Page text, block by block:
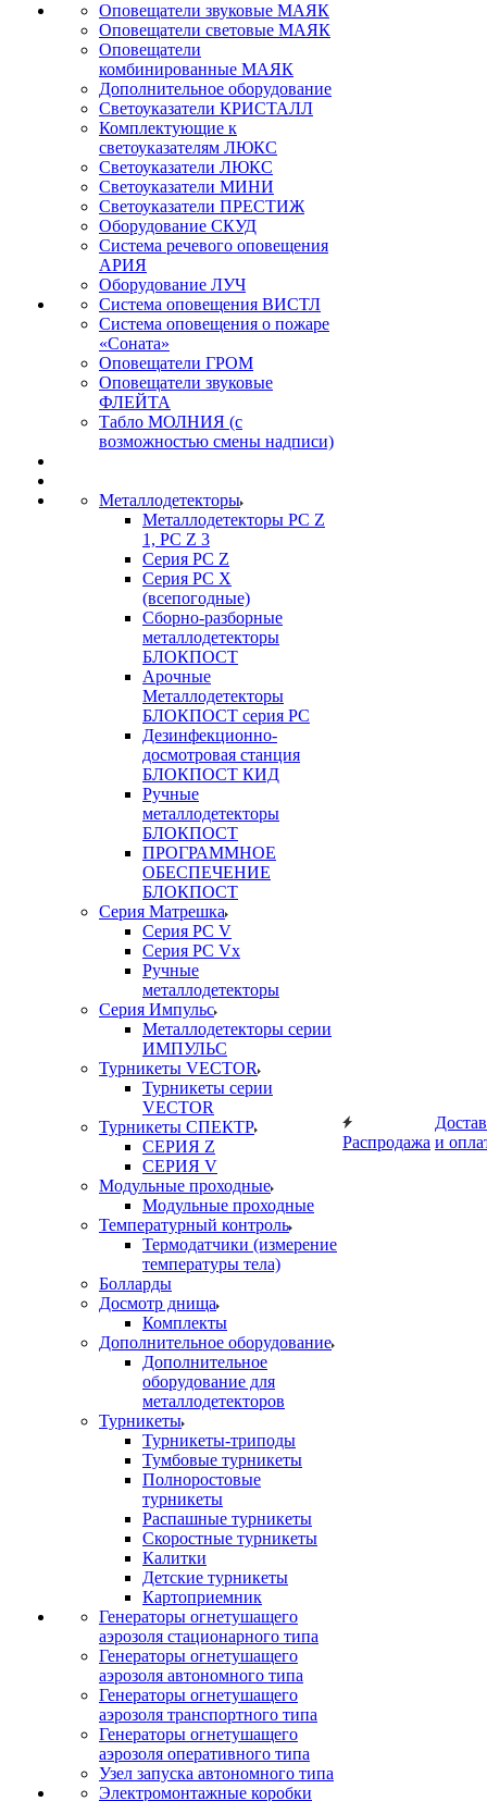
Оповещатели звуковые МАЯК
Оповещатели световые МАЯК
Оповещатели
комбинированные МАЯК
Дополнительное оборудование
Светоуказатели КРИСТАЛЛ
Комплектующие к
светоуказателям ЛЮКС
Светоуказатели ЛЮКС
Светоуказатели МИНИ
Светоуказатели ПРЕСТИЖ
Оборудование СКУД
Система речевого оповещения
АРИЯ
Оборудование ЛУЧ
Система оповещения ВИСТЛ
Система оповещения о пожаре
«Соната»
Оповещатели ГРОМ
Оповещатели звуковые
ФЛЕЙТА
Табло МОЛНИЯ (с
возможностью смены надписи)
Металлодетекторы
Металлодетекторы РС Z
1, PC Z 3
Серия РС Z
Серия РС X
(всепогодные)
Сборно-разборные
металлодетекторы
БЛОКПОСТ
Арочные
Металлодетекторы
БЛОКПОСТ серия РС
Дезинфекционно-
досмотровая станция
БЛОКПОСТ КИД
Ручные
металлодетекторы
БЛОКПОСТ
ПРОГРАММНОЕ
ОБЕСПЕЧЕНИЕ
БЛОКПОСТ
Серия Матрешка
Серия PC V
Серия PC Vx
Ручные
металлодетекторы
Серия Импульс
Металлодетекторы серии
ИМПУЛЬС
Турникеты VECTOR
Турникеты серии
VECTOR
Турникеты СПЕКТР
СЕРИЯ Z
СЕРИЯ V
Модульные проходные
Модульные проходные
Температурный контроль
Термодатчики (измерение
температуры тела)
Болларды
Досмотр днища
Комплекты
Дополнительное оборудование
Дополнительное
оборудование для
металлодетекторов
Турникеты
Турникеты-триподы
Тумбовые турникеты
Полноростовые
турникеты
Распашные турникеты
Скоростные турникеты
Калитки
Детские турникеты
Картоприемник
Генераторы огнетушащего
аэрозоля стационарного типа
Генераторы огнетушащего
аэрозоля автономного типа
Генераторы огнетушащего
аэрозоля транспортного типа
Генераторы огнетушащего
аэрозоля оперативного типа
Узел запуска автономного типа
Электромонтажные коробки
Распродажа и